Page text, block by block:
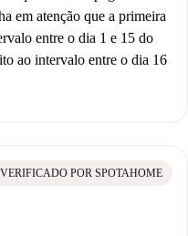
em atenção que a primeira
entre o dia 1 e 15 do
ao intervalo entre o dia 16
VERIFICADO POR SPOTAHOME